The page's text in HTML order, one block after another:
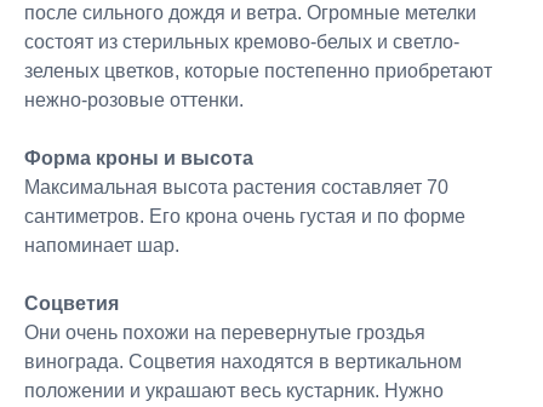
после сильного дождя и ветра. Огромные метелки
состоят из стерильных кремово-белых и светло-
зеленых цветков, которые постепенно приобретают
нежно-розовые оттенки.
Форма кроны и высота
Максимальная высота растения составляет 70
сантиметров. Его крона очень густая и по форме
напоминает шар.
Соцветия
Они очень похожи на перевернутые гроздья
винограда. Соцветия находятся в вертикальном
положении и украшают весь кустарник. Нужно